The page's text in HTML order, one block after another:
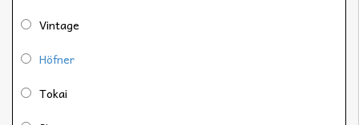
Vintage
Höfner
Tokai